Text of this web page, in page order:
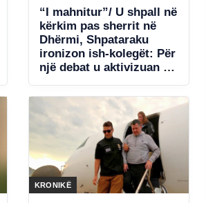
“I mahnitur”/ U shpall në
kërkim pas sherrit në
Dhërmi, Shpataraku
ironizon ish-kolegët: Për
një debat u aktivizuan të
kërcënova askënd me
KRONIKË